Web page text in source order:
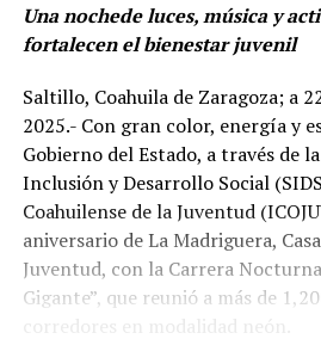
Una nochede luces, música y
fortalecen el bienestar juvenil
Saltillo, Coahuila de Zaragoza; a
2025.- Con gran color, energía y
Gobierno del Estado, a través de
Inclusión y Desarrollo Social
Coahuilense de la Juventud
aniversario de La Madriguera,
Juventud, con la Carrera Nocturna
Gigante”, que reunió a más de